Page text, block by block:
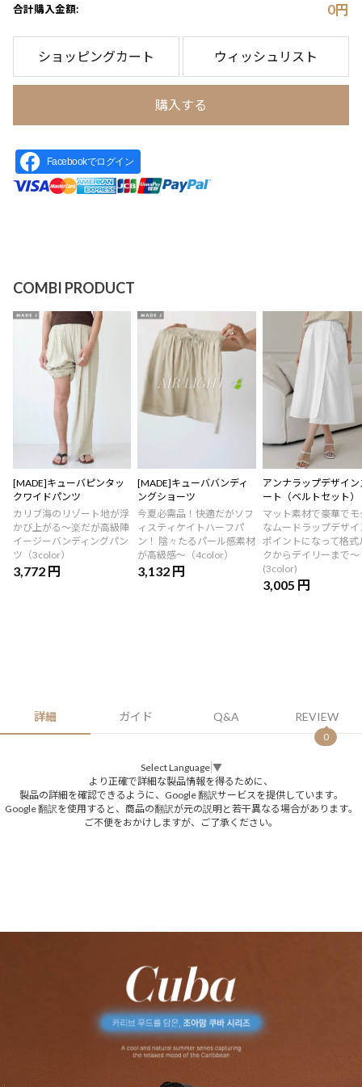
合計購入金額: 0円
ショッピングカート ウィッシュリスト
購入する
Facebookでログイン
COMBI PRODUCT
[MADE]キューバピンタッ
クワイドパンツ
カリブ海のリゾート地が浮
かび上がる〜楽だが高級陣
イージーバンディングパン
ツ（3color）
3,772 円
[MADE]キューババンディ
ングショーツ
今夏必需品！快適だがソフ
ィスティケイトハーフパ
ン！ 陰々たるパール感素材
が高級感〜（4color）
3,132 円
アンナラップデザイン
ート（ベルトセット）
マット素材で豪華でモ
なムードラップデザイ
ポイントになって格式
クからデイリーまで～
(3color)
3,005 円
詳細 ガイド Q&A REVIEW
0
Select Language ▼
より正確で詳細な製品情報を得るために、
製品の詳細を確認できるように、Google 翻訳サービスを提供しています。
Google 翻訳を使用すると、商品の翻訳が元の説明と若干異なる場合があります。
ご不便をおかけしますが、ご了承ください。